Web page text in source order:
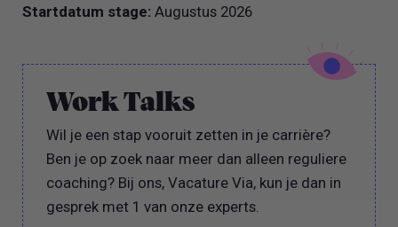
Startdatum stage: Augustus 2026
Work Talks
Wil je een stap vooruit zetten in je carrière?
Ben je op zoek naar meer dan alleen reguliere
coaching? Bij ons, Vacature Via, kun je dan in
gesprek met 1 van onze experts.